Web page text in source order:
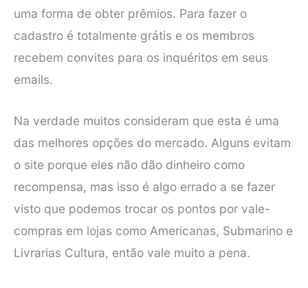
uma forma de obter prêmios. Para fazer o
cadastro é totalmente grátis e os membros
recebem convites para os inquéritos em seus
emails.
Na verdade muitos consideram que esta é uma
das melhores opções do mercado. Alguns evitam
o site porque eles não dão dinheiro como
recompensa, mas isso é algo errado a se fazer
visto que podemos trocar os pontos por vale-
compras em lojas como Americanas, Submarino e
Livrarias Cultura, então vale muito a pena.